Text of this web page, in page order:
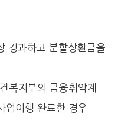
경과하고 분할상환금을
복지부의 금융취약계
업이행 완료한 경우